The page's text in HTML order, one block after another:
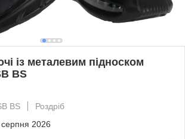
із металевим підноском
BS
BS
Роздріб
2026